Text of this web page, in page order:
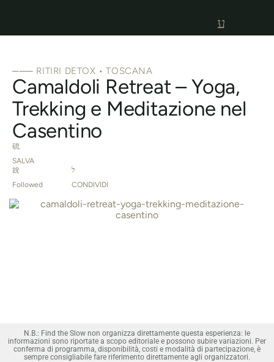
─── RITIRI DETOX • TOSCANA
Camaldoli Retreat – Yoga,
Trekking e Meditazione nel
Casentino
SALVA
Followed CONDIVIDI
N.B.: Find the Slow non organizza direttamente questa esperienza: le
informazioni sono riportate a scopo editoriale e possono subire variazioni. Per
conferma di programma, disponibilità, costi e modalità di partecipazione, è
sempre consigliabile fare riferimento direttamente agli organizzatori.